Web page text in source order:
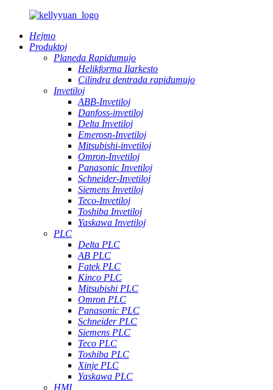
Hejmo
Produktoj
Planeda Rapidumujo
Helikforma Ilarkesto
Cilindra dentrada rapidumujo
Invetiloj
ABB-Invetiloj
Danfoss-invetiloj
Delta Invetiloj
Emerosn-Invetiloj
Mitsubishi-invetiloj
Omron-Invetiloj
Panasonic Invetiloj
Schneider-Invetiloj
Siemens Invetiloj
Teco-Invetiloj
Toshiba Invetiloj
Yaskawa Invetiloj
PLC
Delta PLC
AB PLC
Fatek PLC
Kinco PLC
Mitsubishi PLC
Omron PLC
Panasonic PLC
Schneider PLC
Siemens PLC
Teco PLC
Toshiba PLC
Xinje PLC
Yaskawa PLC
HMI